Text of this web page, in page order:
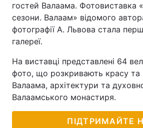
гостей Валаама. Фотовиставка
сезони. Валаам» відомого
фотографії А. Львова стала
галереї.
На виставці представлені 64
фото, що розкривають красу та
Валаама, архітектури та
Валаамського монастиря.
ПІДТРИМАЙТЕ